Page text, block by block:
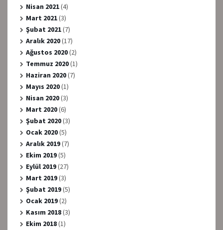
Nisan 2021(4)
Mart 2021(3)
Şubat 2021(7)
Aralık 2020(17)
Ağustos 2020(2)
Temmuz 2020(1)
Haziran 2020(7)
Mayıs 2020(1)
Nisan 2020(3)
Mart 2020(6)
Şubat 2020(3)
Ocak 2020(5)
Aralık 2019(7)
Ekim 2019(5)
Eylül 2019(27)
Mart 2019(3)
Şubat 2019(5)
Ocak 2019(2)
Kasım 2018(3)
Ekim 2018(1)